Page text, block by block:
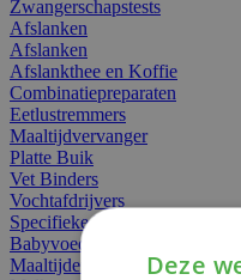
Zwangerschapstests
Afslanken
Afslanken
Afslankthee en Koffie
Combinatiepreparaten
Eetlustremmers
Maaltijdvervanger
Platte Buik
Vet Binders
Vochtafdrijvers
Specifieke Voeding
Babyvoeding
Maaltijden
Deze